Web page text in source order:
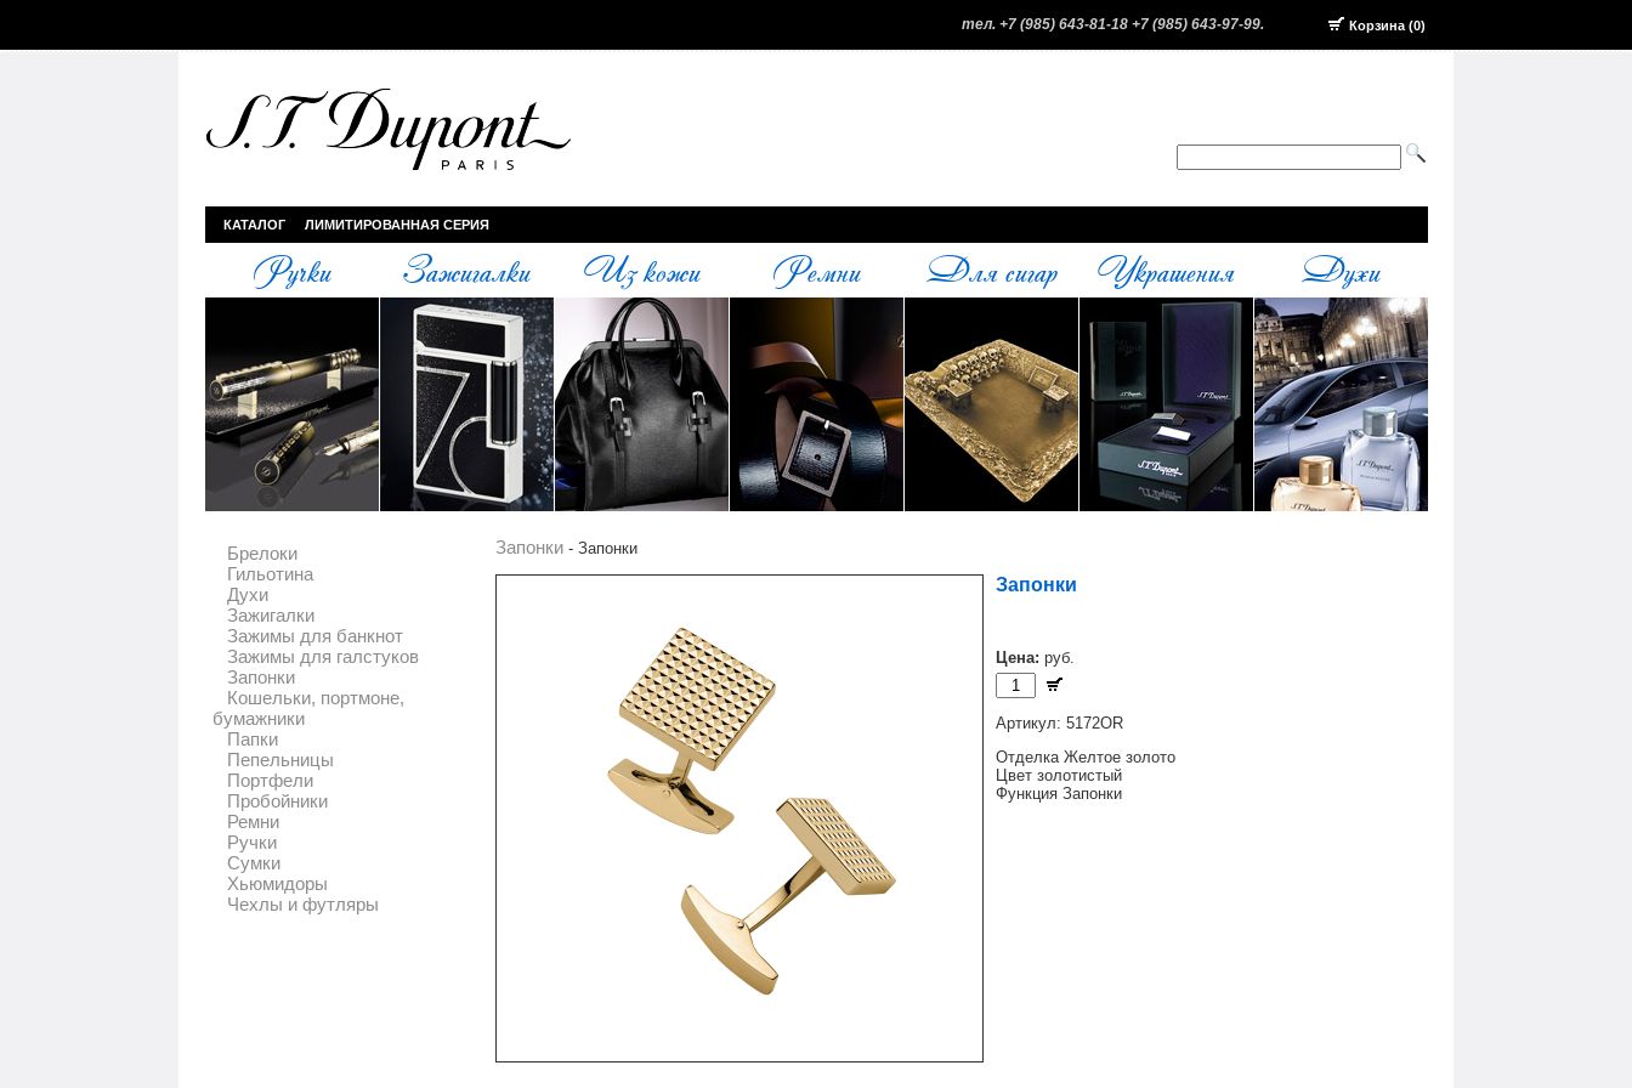
тел. +7 (985) 643-81-18 +7 (985) 643-97-99. Корзина (0)
КАТАЛОГ ЛИМИТИРОВАННАЯ СЕРИЯ
Ручки Зажигалки Из кожи Ремни Для сигар Украшения Духи
Брелоки
Гильотина
Духи
Зажигалки
Зажимы для банкнот
Зажимы для галстуков
Запонки
Кошельки, портмоне,
бумажники
Папки
Пепельницы
Портфели
Пробойники
Ремни
Ручки
Сумки
Хьюмидоры
Чехлы и футляры
Запонки- Запонки
Запонки
Цена: руб.
Артикул: 5172OR
Отделка Желтое золото
Цвет золотистый
Функция Запонки